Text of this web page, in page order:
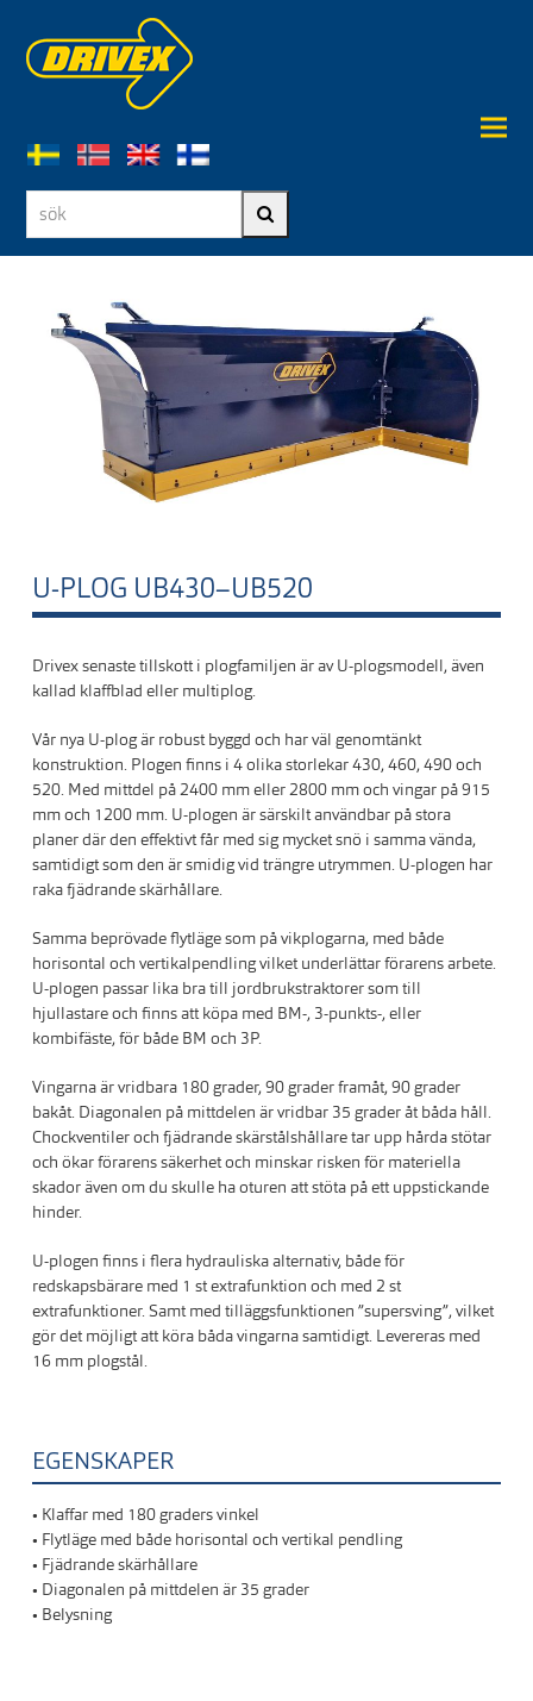
sök
U-PLOG UB430–UB520
Drivex senaste tillskott i plogfamiljen är av U-plogsmodell, även
kallad klaffblad eller multiplog.
Vår nya U-plog är robust byggd och har väl genomtänkt
konstruktion. Plogen finns i 4 olika storlekar 430, 460, 490 och
520. Med mittdel på 2400 mm eller 2800 mm och vingar på 915
mm och 1200 mm. U-plogen är särskilt användbar på stora
planer där den effektivt får med sig mycket snö i samma vända,
samtidigt som den är smidig vid trängre utrymmen. U-plogen har
raka fjädrande skärhållare.
Samma beprövade flytläge som på vikplogarna, med både
horisontal och vertikalpendling vilket underlättar förarens arbete.
U-plogen passar lika bra till jordbrukstraktorer som till
hjullastare och finns att köpa med BM-, 3-punkts-, eller
kombifäste, för både BM och 3P.
Vingarna är vridbara 180 grader, 90 grader framåt, 90 grader
bakåt. Diagonalen på mittdelen är vridbar 35 grader åt båda håll.
Chockventiler och fjädrande skärstålshållare tar upp hårda stötar
och ökar förarens säkerhet och minskar risken för materiella
skador även om du skulle ha oturen att stöta på ett uppstickande
hinder.
U-plogen finns i flera hydrauliska alternativ, både för
redskapsbärare med 1 st extrafunktion och med 2 st
extrafunktioner. Samt med tilläggsfunktionen ”supersving”, vilket
gör det möjligt att köra båda vingarna samtidigt. Levereras med
16 mm plogstål.
EGENSKAPER
• Klaffar med 180 graders vinkel
• Flytläge med både horisontal och vertikal pendling
• Fjädrande skärhållare
• Diagonalen på mittdelen är 35 grader
• Belysning